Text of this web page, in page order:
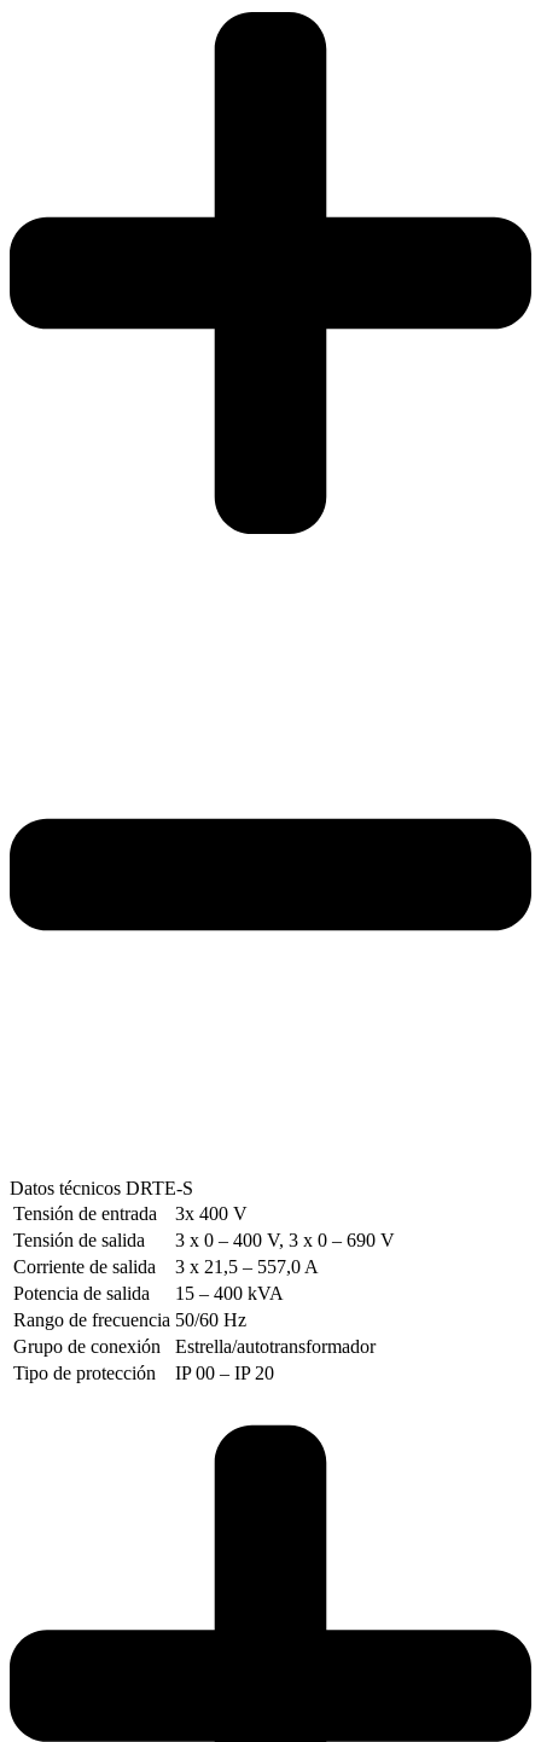
Datos técnicos DRTE-S
Tensión de entrada
3x 400 V
Tensión de salida
3 x 0 – 400 V, 3 x 0 – 690 V
Corriente de salida
3 x 21,5 – 557,0 A
Potencia de salida
15 – 400 kVA
Rango de frecuencia 50/60 Hz
Grupo de conexión
Estrella/autotransformador
Tipo de protección
IP 00 – IP 20